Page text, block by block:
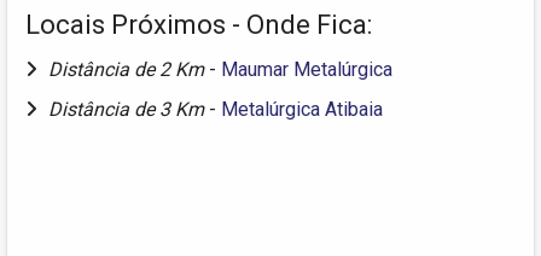
Locais Próximos - Onde Fica:
Distância de 2 Km - Maumar Metalúrgica
Distância de 3 Km - Metalúrgica Atibaia